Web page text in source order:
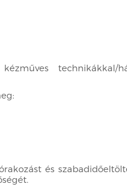
technikákkal/
és